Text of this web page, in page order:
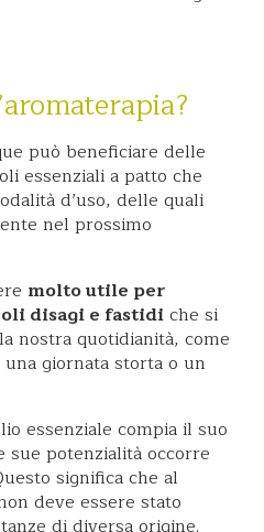
può beneficiare delle
essenziali a patto che
d’uso, delle quali
nel prossimo
molto utile per
disagi e fastidiche si
nostra quotidianità, come
giornata storta o un
essenziale compia il suo
sue potenzialità occorre
significa che al
deve essere stato